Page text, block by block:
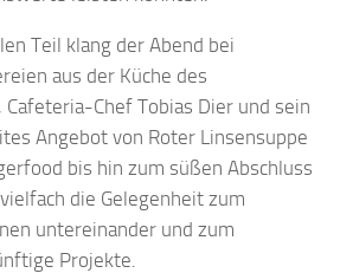
Teil klang der Abend bei
aus der Küche des
Chef Tobias Dier und sein
Angebot von Roter Linsensuppe
bis hin zum süßen Abschluss
die Gelegenheit zum
untereinander und zum
Projekte.